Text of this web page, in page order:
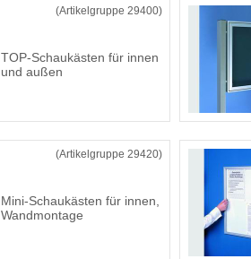
(Artikelgruppe 29400)
TOP-Schaukästen für innen
und außen
(Artikelgruppe 29420)
Mini-Schaukästen für innen,
Wandmontage